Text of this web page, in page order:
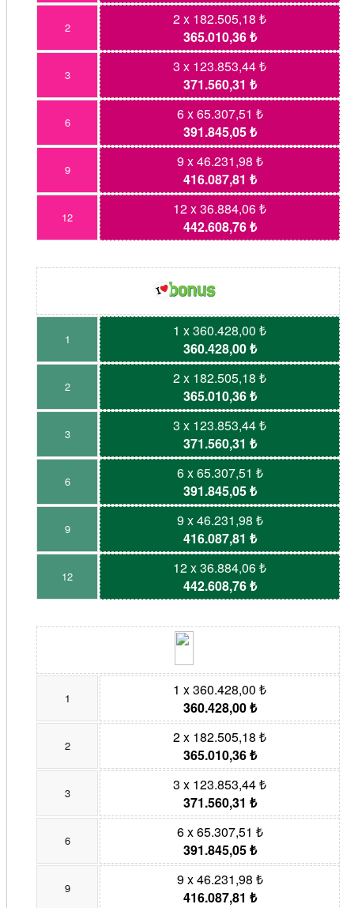
2
2 x 182.505,18 ₺
365.010,36 ₺
3
3 x 123.853,44 ₺
371.560,31 ₺
6
6 x 65.307,51 ₺
391.845,05 ₺
9
9 x 46.231,98 ₺
416.087,81 ₺
12
12 x 36.884,06 ₺
442.608,76 ₺
1
1 x 360.428,00 ₺
360.428,00 ₺
2
2 x 182.505,18 ₺
365.010,36 ₺
3
3 x 123.853,44 ₺
371.560,31 ₺
6
6 x 65.307,51 ₺
391.845,05 ₺
9
9 x 46.231,98 ₺
416.087,81 ₺
12
12 x 36.884,06 ₺
442.608,76 ₺
1
1 x 360.428,00 ₺
360.428,00 ₺
2
2 x 182.505,18 ₺
365.010,36 ₺
3
3 x 123.853,44 ₺
371.560,31 ₺
6
6 x 65.307,51 ₺
391.845,05 ₺
9
9 x 46.231,98 ₺
416.087,81 ₺